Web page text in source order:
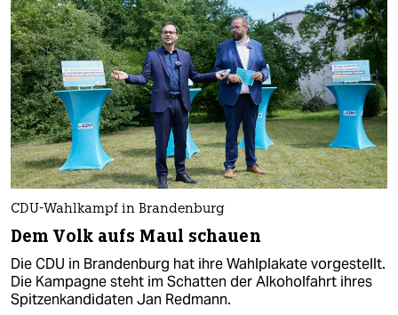
CDU-Wahlkampf in Brandenburg
Dem Volk aufs Maul schauen
Die CDU in Brandenburg hat ihre Wahlplakate vorgestellt.
Die Kampagne steht im Schatten der Alkoholfahrt ihres
Spitzenkandidaten Jan Redmann.